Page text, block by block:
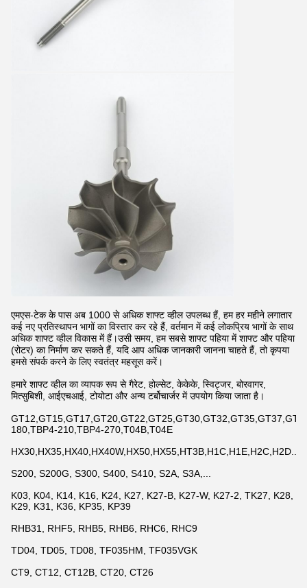
एमएस-टेक के पास अब 1000 से अधिक शाफ्ट व्हील उपलब्ध हैं, हम हर महीने लगातार
कई नए प्रतिस्थापन भागों का विस्तार कर रहे हैं, वर्तमान में कई लोकप्रिय भागों के साथ
अधिक शाफ्ट व्हील विकास में हैं।उसी समय, हम सबसे शाफ्ट पहिया में शाफ्ट और पहिया
(रोटर) का निर्माण कर सकते हैं, यदि आप अधिक जानकारी जानना चाहते हैं, तो कृपया
हमसे संपर्क करने के लिए स्वतंत्र महसूस करें।
हमारे शाफ्ट व्हील का व्यापक रूप से गैरेट, होल्सेट, केकेके, स्विट्जर, बोरवागर,
मित्सुबिशी, आईएचआई, टोयोटा और अन्य टर्बोचार्जर में उपयोग किया जाता है।
180,TBP4-210,TBP4-270,T04B,T04E
HX30,HX35,HX40,HX40W,HX50,HX55,HT3B,H1C,H1E,H2C,H2D...
S200, S200G, S300, S400, S410, S2A, S3A,...
K03, K04, K14, K16, K24, K27, K27-B, K27-W, K27-2, TK27, K28,
K29, K31, K36, KP35, KP39
RHB31, RHF5, RHB5, RHB6, RHC6, RHC9
TD04, TD05, TD08, TF035HM, TF035VGK
CT9, CT12, CT12B, CT20, CT26